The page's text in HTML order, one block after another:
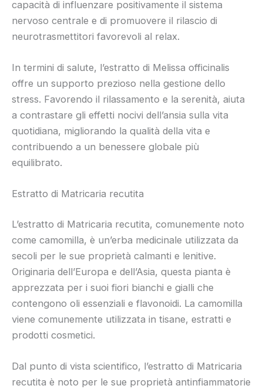
capacità di influenzare positivamente il sistema
nervoso centrale e di promuovere il rilascio di
neurotrasmettitori favorevoli al relax.
In termini di salute, l’estratto di Melissa officinalis
offre un supporto prezioso nella gestione dello
stress. Favorendo il rilassamento e la serenità, aiuta
a contrastare gli effetti nocivi dell’ansia sulla vita
quotidiana, migliorando la qualità della vita e
contribuendo a un benessere globale più
equilibrato.
Estratto di Matricaria recutita
L’estratto di Matricaria recutita, comunemente noto
come camomilla, è un’erba medicinale utilizzata da
secoli per le sue proprietà calmanti e lenitive.
Originaria dell’Europa e dell’Asia, questa pianta è
apprezzata per i suoi fiori bianchi e gialli che
contengono oli essenziali e flavonoidi. La camomilla
viene comunemente utilizzata in tisane, estratti e
prodotti cosmetici.
Dal punto di vista scientifico, l’estratto di Matricaria
recutita è noto per le sue proprietà antinfiammatorie